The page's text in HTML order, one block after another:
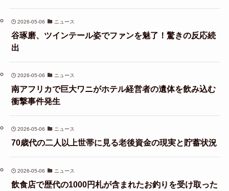
2026-05-06 ニュース
谷琢磨、ツインテール姿でファンを魅了！驚きの反応続
出
2026-05-06 ニュース
南アフリカで巨大ワニがホテル経営者の遺体を飲み込む
衝撃事件発生
2026-05-06 ニュース
70歳代の二人以上世帯に見る老後資金の現実と貯蓄状況
2026-05-06 ニュース
飲食店で歴代の1000円札が含まれたお釣りを受け取った